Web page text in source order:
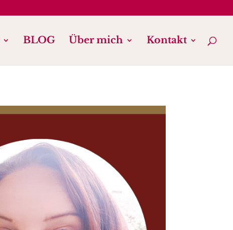
BLOG Über mich Kontakt